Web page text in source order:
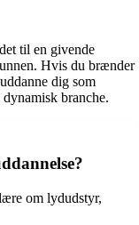
til en givende
Hvis du brænder
dig som
branche.
om lydudstyr,